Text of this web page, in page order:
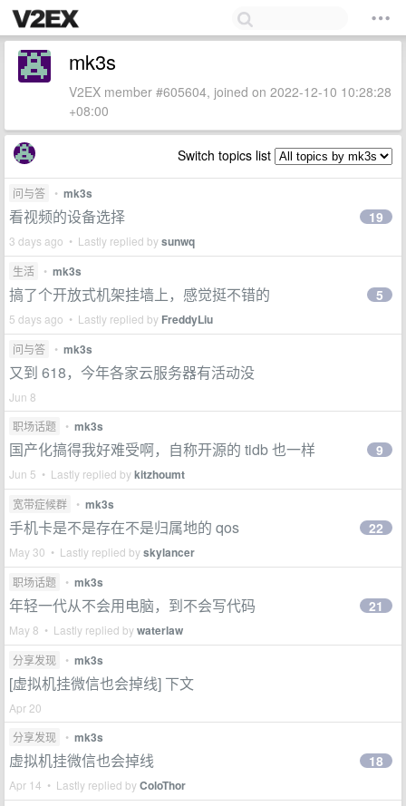
mk3s
V2EX member #605604, joined on 2022-12-10 10:28:28
+08:00
Switch topics list
问与答 • mk3s
看视频的设备选择
3 days ago • Lastly replied bysunwq
19
生活 • mk3s
搞了个开放式机架挂墙上，感觉挺不错的
5 days ago • Lastly replied by FreddyLiu
5
问与答 • mk3s
又到 618，今年各家云服务器有活动没
Jun 8
职场话题
• mk3s
国产化搞得我好难受啊，自称开源的 tidb 也一样
Jun 5 • Lastly replied bykitzhoumt
9
宽带症候群 • mk3s
手机卡是不是存在不是归属地的 qos
May 30 • Lastly replied byskylancer
22
职场话题 • mk3s
年轻一代从不会用电脑，到不会写代码
May 8 • Lastly replied bywaterlaw
21
分享发现 • mk3s
[虚拟机挂微信也会掉线] 下文
Apr 20
分享发现
• mk3s
虚拟机挂微信也会掉线
Apr 14 • Lastly replied byColoThor
18